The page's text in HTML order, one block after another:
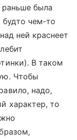
раньше была
будто чем-то
ней краснеет
В таком
Чтобы
надо,
характер, то